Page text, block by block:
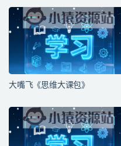
大嘴飞《思维大课包》